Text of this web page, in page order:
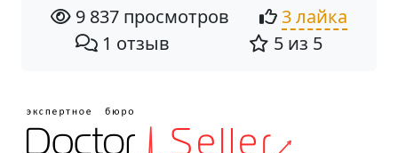
9 837 просмотров
3 лайка
1 отзыв
5 из 5